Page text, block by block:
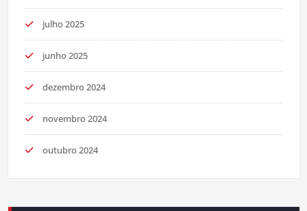
julho 2025
junho 2025
dezembro 2024
novembro 2024
outubro 2024